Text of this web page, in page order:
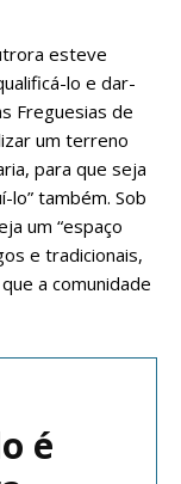
esteve
lo e dar-
Freguesias de
um terreno
para que seja
lo” também. Sob
um “espaço
e tradicionais,
a comunidade
é